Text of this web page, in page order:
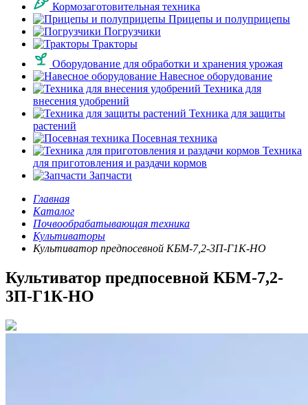
Кормозаготовительная техника
Прицепы и полуприцепы
Погрузчики
Тракторы
Оборудование для обработки и хранения урожая
Навесное оборудование
Техника для
внесения удобрений
Техника для защиты
растений
Посевная техника
Техника
для приготовления и раздачи кормов
Запчасти
Главная
Каталог
Почвообрабатывающая техника
Культиваторы
Культиватор предпосевной КБМ-7,2-3П-Г1К-НО
Культиватор предпосевной КБМ-7,2-
3П-Г1К-НО